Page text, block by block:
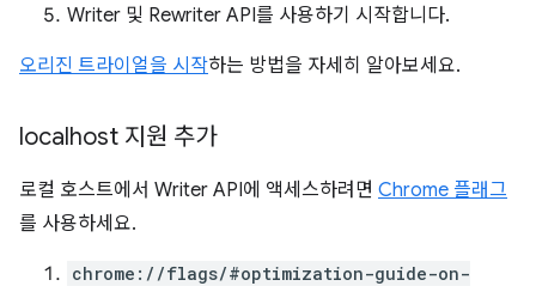
Writer 및 Rewriter API를 사용하기 시작합니다.
오리진 트라이얼을 시작하는 방법을 자세히 알아보세요.
localhost 지원 추가
로컬 호스트에서 Writer API에 액세스하려면 Chrome 플래그
를 사용하세요.
chrome://flags/#optimization-guide-on-